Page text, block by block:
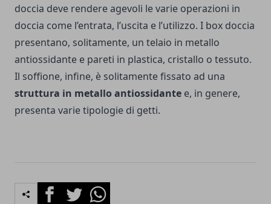
doccia deve rendere agevoli le varie operazioni in
doccia come l’entrata, l’uscita e l’utilizzo. I box doccia
presentano, solitamente, un telaio in metallo
antiossidante e pareti in plastica, cristallo o tessuto.
Il soffione, infine, è solitamente fissato ad una
struttura in metallo antiossidante e, in genere,
presenta varie tipologie di getti.
FacebookTwitterWhatsapp